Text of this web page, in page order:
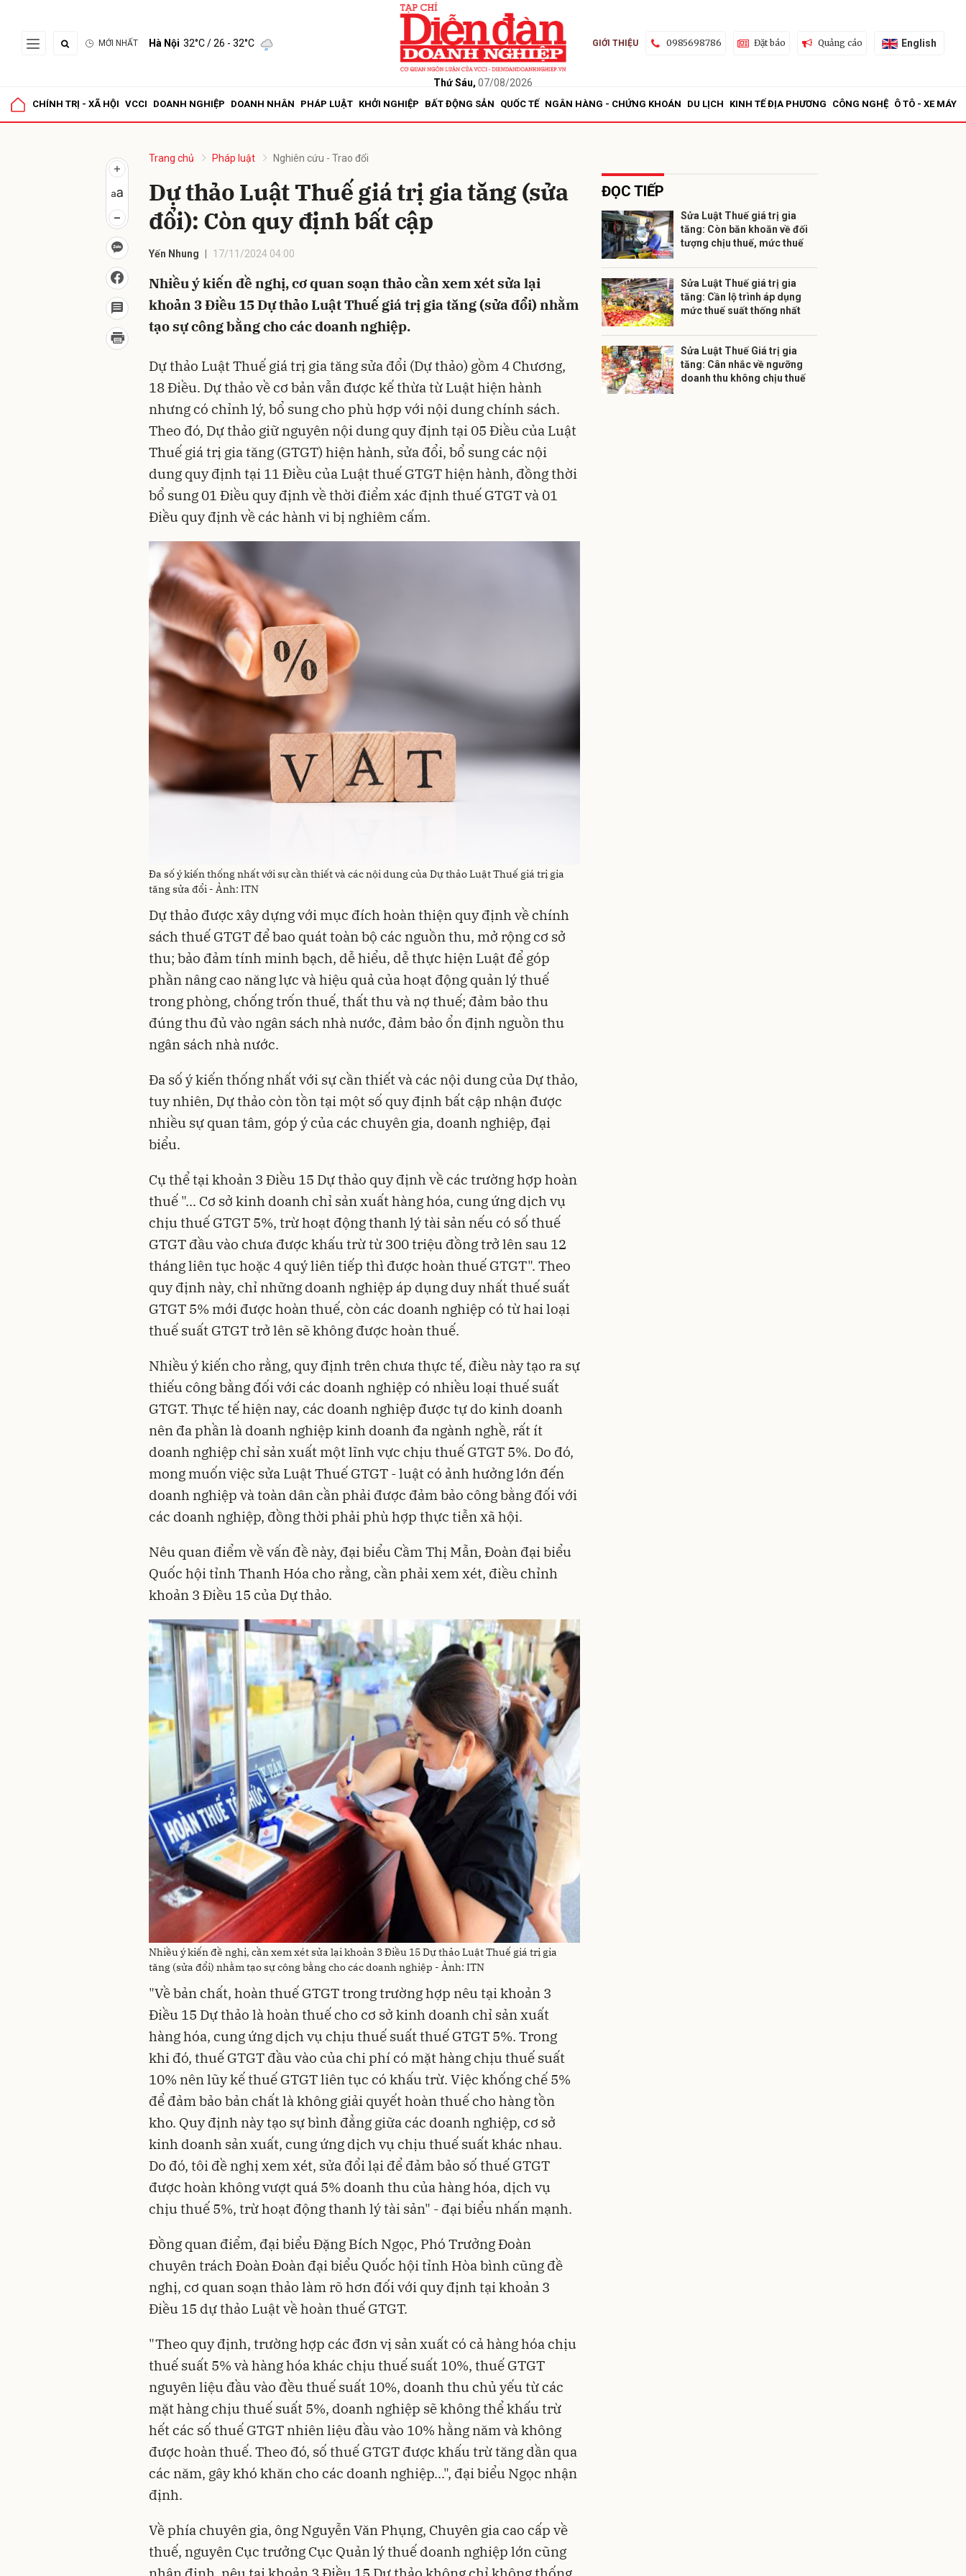
MỚI NHẤT Hà Nội 32°C/ 26 - 32°C
Thứ Sáu, 07/08/2026
GIỚI THIỆU 0985698786 Đặt báo Quảng cáo English
CHÍNH TRỊ - XÃ HỘI VCCI DOANH NGHIỆP DOANH NHÂN PHÁP LUẬT KHỞI NGHIỆP BẤT ĐỘNG SẢN QUỐC TẾ NGÂN HÀNG - CHỨNG KHOÁN DU LỊCH KINH TẾ ĐỊA PHƯƠNG CÔNG NGHỆ Ô TÔ - XE MÁY
Trang chủ Pháp luật Nghiên cứu - Trao đổi
Dự thảo Luật Thuế giá trị gia tăng (sửa
đổi): Còn quy định bất cập
Yến Nhung 17/11/2024 04:00
Nhiều ý kiến đề nghị, cơ quan soạn thảo cần xem xét sửa lại
khoản 3 Điều 15 Dự thảo Luật Thuế giá trị gia tăng (sửa đổi) nhằm
tạo sự công bằng cho các doanh nghiệp.
Dự thảo Luật Thuế giá trị gia tăng sửa đổi (Dự thảo) gồm 4 Chương,
18 Điều. Dự thảo về cơ bản vẫn được kế thừa từ Luật hiện hành
nhưng có chỉnh lý, bổ sung cho phù hợp với nội dung chính sách.
Theo đó, Dự thảo giữ nguyên nội dung quy định tại 05 Điều của Luật
Thuế giá trị gia tăng (GTGT) hiện hành, sửa đổi, bổ sung các nội
dung quy định tại 11 Điều của Luật thuế GTGT hiện hành, đồng thời
bổ sung 01 Điều quy định về thời điểm xác định thuế GTGT và 01
Điều quy định về các hành vi bị nghiêm cấm.
Đa số ý kiến thống nhất với sự cần thiết và các nội dung của Dự thảo Luật Thuế giá trị gia
tăng sửa đổi - Ảnh: ITN
Dự thảo được xây dựng với mục đích hoàn thiện quy định về chính
sách thuế GTGT để bao quát toàn bộ các nguồn thu, mở rộng cơ sở
thu; bảo đảm tính minh bạch, dễ hiểu, dễ thực hiện Luật để góp
phần nâng cao năng lực và hiệu quả của hoạt động quản lý thuế
trong phòng, chống trốn thuế, thất thu và nợ thuế; đảm bảo thu
đúng thu đủ vào ngân sách nhà nước, đảm bảo ổn định nguồn thu
ngân sách nhà nước.
Đa số ý kiến thống nhất với sự cần thiết và các nội dung của Dự thảo,
tuy nhiên, Dự thảo còn tồn tại một số quy định bất cập nhận được
nhiều sự quan tâm, góp ý của các chuyên gia, doanh nghiệp, đại
biểu.
Cụ thể tại khoản 3 Điều 15 Dự thảo quy định về các trường hợp hoàn
thuế "... Cơ sở kinh doanh chỉ sản xuất hàng hóa, cung ứng dịch vụ
chịu thuế GTGT 5%, trừ hoạt động thanh lý tài sản nếu có số thuế
GTGT đầu vào chưa được khấu trừ từ 300 triệu đồng trở lên sau 12
tháng liên tục hoặc 4 quý liên tiếp thì được hoàn thuế GTGT". Theo
quy định này, chỉ những doanh nghiệp áp dụng duy nhất thuế suất
GTGT 5% mới được hoàn thuế, còn các doanh nghiệp có từ hai loại
thuế suất GTGT trở lên sẽ không được hoàn thuế.
Nhiều ý kiến cho rằng, quy định trên chưa thực tế, điều này tạo ra sự
thiếu công bằng đối với các doanh nghiệp có nhiều loại thuế suất
GTGT. Thực tế hiện nay, các doanh nghiệp được tự do kinh doanh
nên đa phần là doanh nghiệp kinh doanh đa ngành nghề, rất ít
doanh nghiệp chỉ sản xuất một lĩnh vực chịu thuế GTGT 5%. Do đó,
mong muốn việc sửa Luật Thuế GTGT - luật có ảnh hưởng lớn đến
doanh nghiệp và toàn dân cần phải được đảm bảo công bằng đối với
các doanh nghiệp, đồng thời phải phù hợp thực tiễn xã hội.
Nêu quan điểm về vấn đề này, đại biểu Cầm Thị Mẫn, Đoàn đại biểu
Quốc hội tỉnh Thanh Hóa cho rằng, cần phải xem xét, điều chỉnh
khoản 3 Điều 15 của Dự thảo.
Nhiều ý kiến đề nghị, cần xem xét sửa lại khoản 3 Điều 15 Dự thảo Luật Thuế giá trị gia
tăng (sửa đổi) nhằm tạo sự công bằng cho các doanh nghiệp - Ảnh: ITN
"Về bản chất, hoàn thuế GTGT trong trường hợp nêu tại khoản 3
Điều 15 Dự thảo là hoàn thuế cho cơ sở kinh doanh chỉ sản xuất
hàng hóa, cung ứng dịch vụ chịu thuế suất thuế GTGT 5%. Trong
khi đó, thuế GTGT đầu vào của chi phí có mặt hàng chịu thuế suất
10% nên lũy kế thuế GTGT liên tục có khấu trừ. Việc khống chế 5%
để đảm bảo bản chất là không giải quyết hoàn thuế cho hàng tồn
kho. Quy định này tạo sự bình đẳng giữa các doanh nghiệp, cơ sở
kinh doanh sản xuất, cung ứng dịch vụ chịu thuế suất khác nhau.
Do đó, tôi đề nghị xem xét, sửa đổi lại để đảm bảo số thuế GTGT
được hoàn không vượt quá 5% doanh thu của hàng hóa, dịch vụ
chịu thuế 5%, trừ hoạt động thanh lý tài sản" - đại biểu nhấn mạnh.
Đồng quan điểm, đại biểu Đặng Bích Ngọc, Phó Trưởng Đoàn
chuyên trách Đoàn Đoàn đại biểu Quốc hội tỉnh Hòa bình cũng đề
nghị, cơ quan soạn thảo làm rõ hơn đối với quy định tại khoản 3
Điều 15 dự thảo Luật về hoàn thuế GTGT.
"Theo quy định, trường hợp các đơn vị sản xuất có cả hàng hóa chịu
thuế suất 5% và hàng hóa khác chịu thuế suất 10%, thuế GTGT
nguyên liệu đầu vào đều thuế suất 10%, doanh thu chủ yếu từ các
mặt hàng chịu thuế suất 5%, doanh nghiệp sẽ không thể khấu trừ
hết các số thuế GTGT nhiên liệu đầu vào 10% hằng năm và không
được hoàn thuế. Theo đó, số thuế GTGT được khấu trừ tăng dần qua
các năm, gây khó khăn cho các doanh nghiệp...", đại biểu Ngọc nhận
định.
Về phía chuyên gia, ông Nguyễn Văn Phụng, Chuyên gia cao cấp về
thuế, nguyên Cục trưởng Cục Quản lý thuế doanh nghiệp lớn cũng
ĐỌC TIẾP
Sửa Luật Thuế giá trị gia
tăng: Còn băn khoăn về đối
tượng chịu thuế, mức thuế
Sửa Luật Thuế giá trị gia
tăng: Cần lộ trình áp dụng
mức thuế suất thống nhất
Sửa Luật Thuế Giá trị gia
tăng: Cân nhắc về ngưỡng
doanh thu không chịu thuế
Gửi